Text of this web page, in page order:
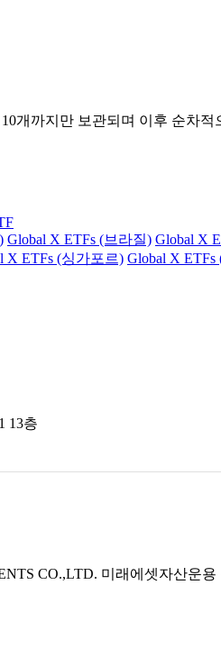
개까지만 보관되며 이후 순차적
Global X ETFs (브라질) Global X
X ETFs (싱가포르) Global X
13층
CO.,LTD. 미래에셋자산운용